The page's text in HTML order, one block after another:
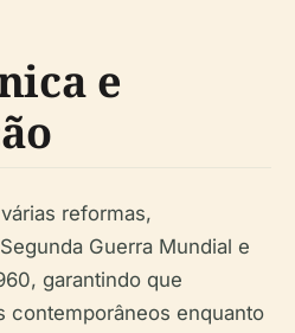
e
reformas,
Guerra Mundial e
garantindo que
contemporâneos enquanto